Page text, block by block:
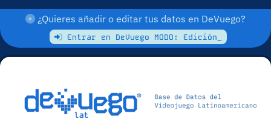
¿Quieres añadir o editar tus datos en DeVuego?
Entrar en DeVuego MODO: Edición_